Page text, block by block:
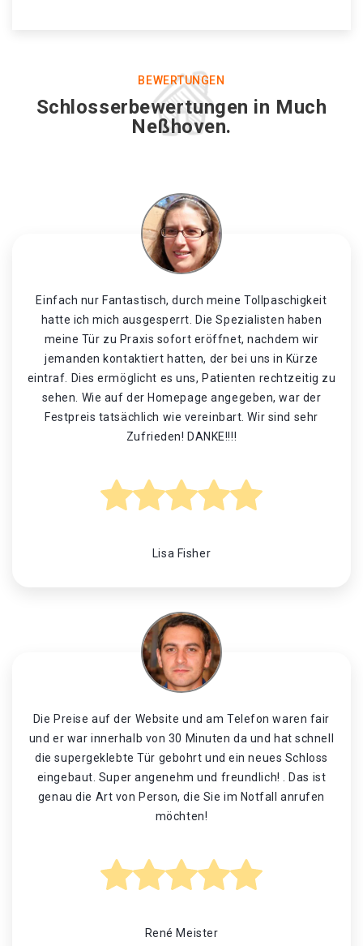
BEWERTUNGEN
Schlosserbewertungen in Much
Neßhoven.
Einfach nur Fantastisch, durch meine Tollpaschigkeit
hatte ich mich ausgesperrt. Die Spezialisten haben
meine Tür zu Praxis sofort eröffnet, nachdem wir
jemanden kontaktiert hatten, der bei uns in Kürze
eintraf. Dies ermöglicht es uns, Patienten rechtzeitig zu
sehen. Wie auf der Homepage angegeben, war der
Festpreis tatsächlich wie vereinbart. Wir sind sehr
Zufrieden! DANKE!!!!
Lisa Fisher
Die Preise auf der Website und am Telefon waren fair
und er war innerhalb von 30 Minuten da und hat schnell
die supergeklebte Tür gebohrt und ein neues Schloss
eingebaut. Super angenehm und freundlich! . Das ist
genau die Art von Person, die Sie im Notfall anrufen
möchten!
René Meister